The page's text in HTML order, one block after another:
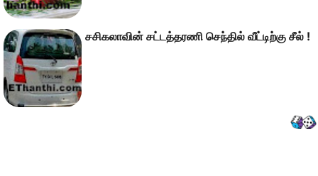
சசிகலாவின் சட்டத்தரணி செந்தில் வீட்டிற்கு சீல் !